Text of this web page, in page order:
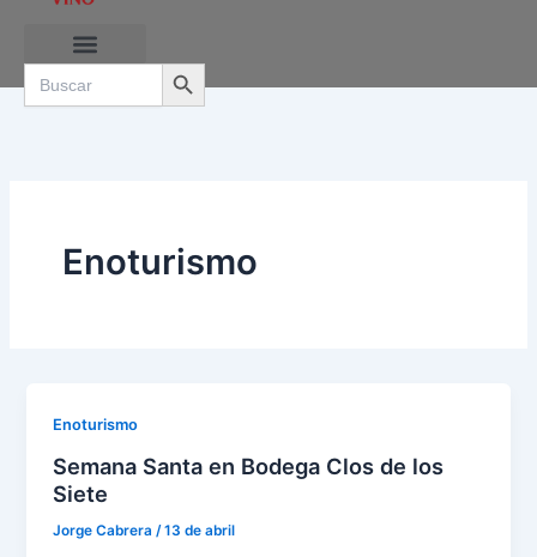
contenido
Search
for:
Search Button
Enoturismo
Enoturismo
Semana Santa en Bodega Clos de los
Siete
Jorge Cabrera /13 de abril